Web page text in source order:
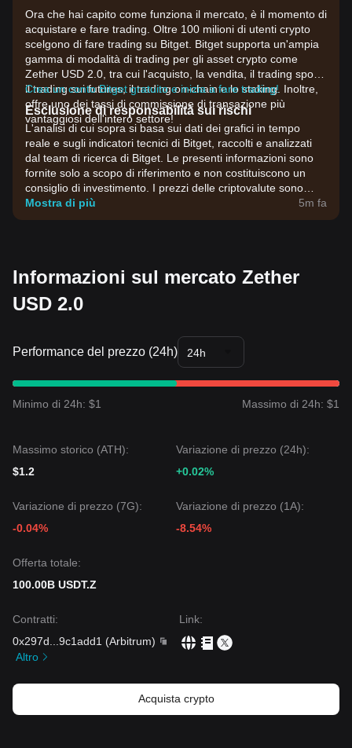
Ora che hai capito come funziona il mercato, è il momento di
acquistare e fare trading. Oltre 100 milioni di utenti crypto
scelgono di fare trading su Bitget. Bitget supporta un'ampia
gamma di modalità di trading per gli asset crypto come
Zether USD 2.0, tra cui l'acquisto, la vendita, il trading spot,
il trading sui futures, il trading on-chain e lo staking. Inoltre,
offre uno dei tassi di commissione di transazione più
vantaggiosi dell'intero settore!
Crea un conto Bitget gratuito e inizia a fare trading!
Esclusione di responsabilità sui rischi
L'analisi di cui sopra si basa sui dati dei grafici in tempo
reale e sugli indicatori tecnici di Bitget, raccolti e analizzati
dal team di ricerca di Bitget. Le presenti informazioni sono
fornite solo a scopo di riferimento e non costituiscono un
consiglio di investimento. I prezzi delle criptovalute sono
estremamente volatili. Prendi decisioni di investimento in
base alla tua propensione al rischio.
Mostra di più 5m fa
Informazioni sul mercato Zether
USD 2.0
Performance del prezzo (24h) 24h
Minimo di 24h: $1 Massimo di 24h: $1
Massimo storico (ATH):
$1.2
Variazione di prezzo (24h):
+0.02%
Variazione di prezzo (7G):
-0.04%
Variazione di prezzo (1A):
-8.54%
Offerta totale:
100.00B USDT.Z
Contratti:
0x297d
9c1add1 (Arbitrum)
Altro
Link:
Acquista crypto